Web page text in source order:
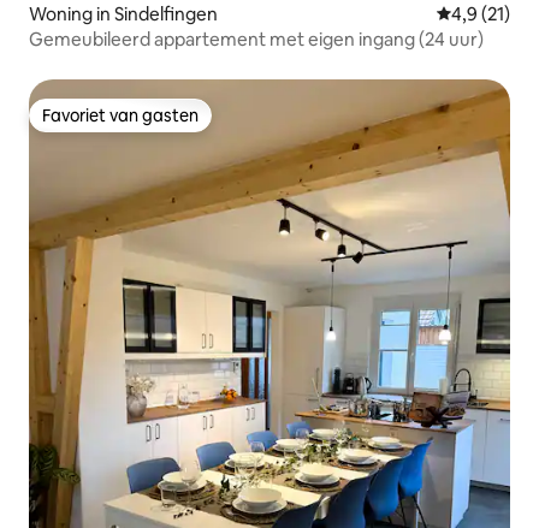
Woning in Sindelfingen
4,9 (21)
Gemeubileerd appartement met eigen ingang (24 uur)
Favoriet van gasten
Favoriet van gasten